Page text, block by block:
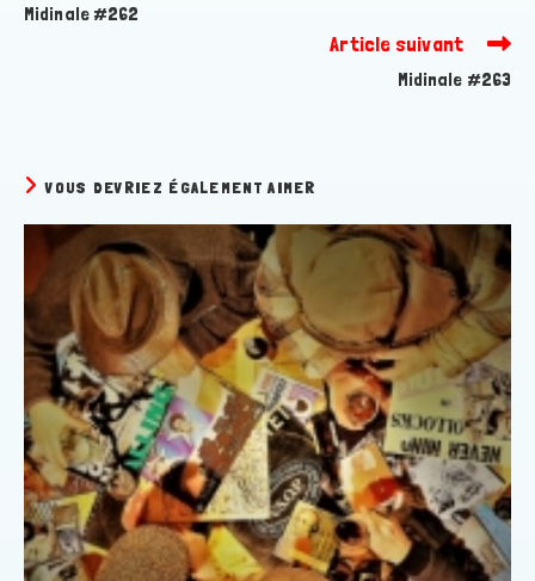
articles
Midinale #262
Article suivant
Midinale #263
VOUS DEVRIEZ ÉGALEMENT AIMER